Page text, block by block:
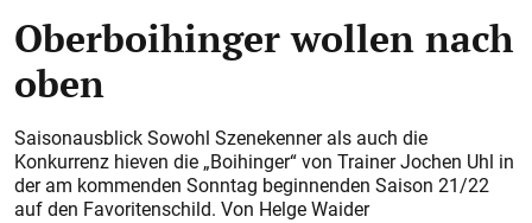
Oberboihinger wollen nach
oben
Saisonausblick Sowohl Szenekenner als auch die
Konkurrenz hieven die „Boihinger“ von Trainer Jochen Uhl in
der am kommenden Sonntag beginnenden Saison 21/22
auf den Favoritenschild. Von Helge Waider